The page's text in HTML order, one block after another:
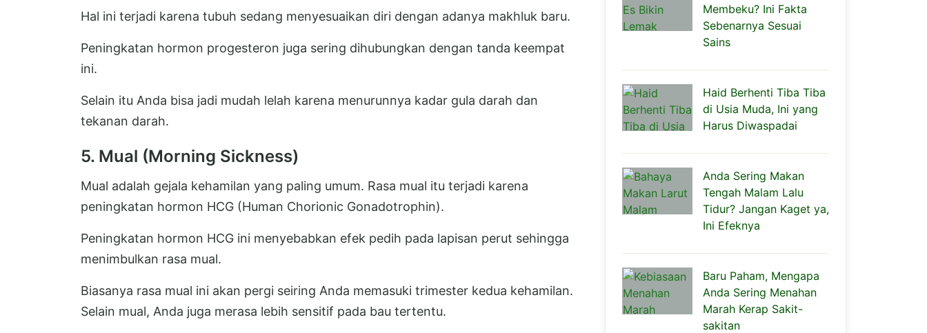
Hal ini terjadi karena tubuh sedang menyesuaikan diri dengan adanya makhluk baru.
Peningkatan hormon progesteron juga sering dihubungkan dengan tanda keempat
ini.
Selain itu Anda bisa jadi mudah lelah karena menurunnya kadar gula darah dan
tekanan darah.
5. Mual (Morning Sickness)
Mual adalah gejala kehamilan yang paling umum. Rasa mual itu terjadi karena
peningkatan hormon HCG (Human Chorionic Gonadotrophin).
Peningkatan hormon HCG ini menyebabkan efek pedih pada lapisan perut sehingga
menimbulkan rasa mual.
Biasanya rasa mual ini akan pergi seiring Anda memasuki trimester kedua kehamilan.
Selain mual, Anda juga merasa lebih sensitif pada bau tertentu.
Membeku? Ini Fakta
Sebenarnya Sesuai
Sains
Haid Berhenti Tiba Tiba
di Usia Muda, Ini yang
Harus Diwaspadai
Anda Sering Makan
Tengah Malam Lalu
Tidur? Jangan Kaget ya,
Ini Efeknya
Baru Paham, Mengapa
Anda Sering Menahan
Marah Kerap Sakit-
sakitan